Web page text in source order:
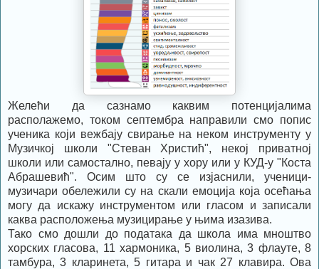
Желећи да сазнамо каквим потенцијалима
располажемо, током септембра направили смо попис
ученика који вежбају свирање на неком инструменту у
Музичкој школи "Стеван Христић", некој приватној
школи или самостално, певају у хору или у КУД-у "Коста
Абрашевић". Осим што су се изјаснили, ученици-
музичари обележили су на скали емоција која осећања
могу да искажу инструментом или гласом и записали
каква расположења музицирање у њима изазива.
Тако смо дошли до података да школа има мноштво
хорских гласова, 11 хармоника, 5 виолина, 3 флауте, 8
тамбура, 3 кларинета, 5 гитара и чак 27 клавира. Ова